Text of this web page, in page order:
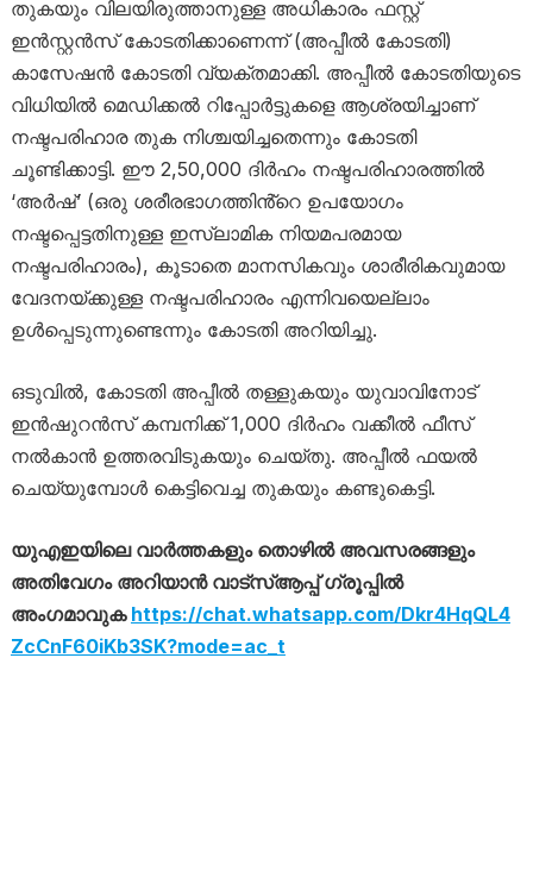
തുകയും വിലയിരുത്താനുള്ള അധികാരം ഫസ്റ്റ്
ഇൻസ്റ്റൻസ് കോടതിക്കാണെന്ന് (അപ്പീൽ കോടതി)
കാസേഷൻ കോടതി വ്യക്തമാക്കി. അപ്പീൽ കോടതിയുടെ
വിധിയിൽ മെഡിക്കൽ റിപ്പോർട്ടുകളെ ആശ്രയിച്ചാണ്
നഷ്ടപരിഹാര തുക നിശ്ചയിച്ചതെന്നും കോടതി
ചൂണ്ടിക്കാട്ടി. ഈ 2,50,000 ദിർഹം നഷ്ടപരിഹാരത്തിൽ
‘അർഷ്’ (ഒരു ശരീരഭാഗത്തിൻ്റെ ഉപയോഗം
നഷ്ടപ്പെട്ടതിനുള്ള ഇസ്ലാമിക നിയമപരമായ
നഷ്ടപരിഹാരം), കൂടാതെ മാനസികവും ശാരീരികവുമായ
വേദനയ്ക്കുള്ള നഷ്ടപരിഹാരം എന്നിവയെല്ലാം
ഉൾപ്പെടുന്നുണ്ടെന്നും കോടതി അറിയിച്ചു.
ഒടുവിൽ, കോടതി അപ്പീൽ തള്ളുകയും യുവാവിനോട്
ഇൻഷുറൻസ് കമ്പനിക്ക് 1,000 ദിർഹം വക്കീൽ ഫീസ്
നൽകാൻ ഉത്തരവിടുകയും ചെയ്തു. അപ്പീൽ ഫയൽ
ചെയ്യുമ്പോൾ കെട്ടിവെച്ച തുകയും കണ്ടുകെട്ടി.
യുഎഇയിലെ വാർത്തകളും തൊഴിൽ അവസരങ്ങളും
അതിവേഗം അറിയാൻ വാട്സ്ആപ്പ് ഗ്രൂപ്പിൽ
അംഗമാവുക https://chat.whatsapp.com/Dkr4HqQL4
ZcCnF60iKb3SK?mode=ac_t